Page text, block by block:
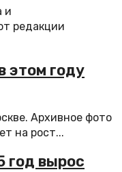
и
редакции
этом году
Архивное фото
на рост...
год вырос